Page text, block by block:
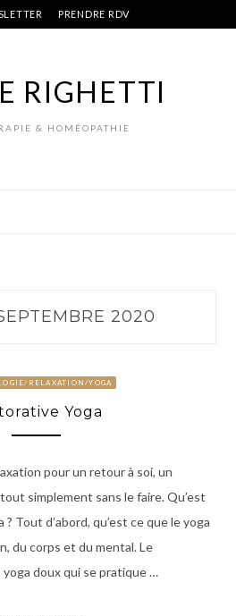
PRENDRE RDV
RIGHETTI
& HOMÉOPATHIE
2020
RELAXATION/YOGA
Yoga
pour un retour à soi, un
simplement sans le faire. Qu’est
Tout d’abord, qu’est ce que le yoga
du corps et du mental. Le
yoga doux qui se pratique …